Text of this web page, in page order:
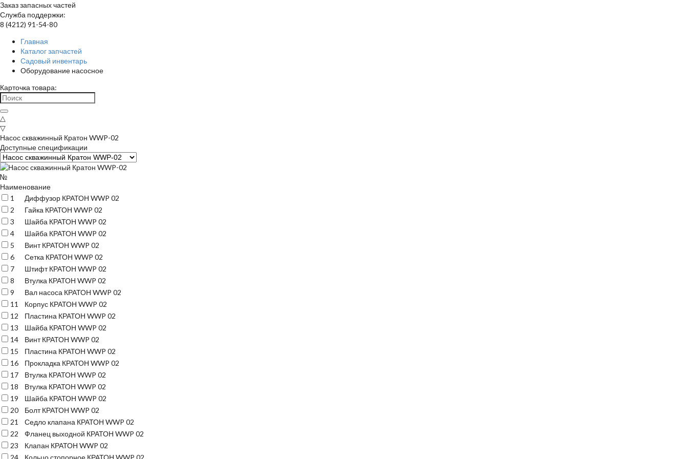
Заказ запасных частей
Служба поддержки:
8 (4212) 91-54-80
Главная
Каталог запчастей
Садовый инвентарь
Оборудование насосное
Карточка товара:
△
▽
Насос скважинный Кратон WWP-02
Доступные спецификации
№
Наименование
1
Диффузор КРАТОН WWP 02
2
Гайка КРАТОН WWP 02
3
Шайба КРАТОН WWP 02
4
Шайба КРАТОН WWP 02
5
Винт КРАТОН WWP 02
6
Сетка КРАТОН WWP 02
7
Штифт КРАТОН WWP 02
8
Втулка КРАТОН WWP 02
9
Вал насоса КРАТОН WWP 02
11
Корпус КРАТОН WWP 02
12
Пластина КРАТОН WWP 02
13
Шайба КРАТОН WWP 02
14
Винт КРАТОН WWP 02
15
Пластина КРАТОН WWP 02
16
Прокладка КРАТОН WWP 02
17
Втулка КРАТОН WWP 02
18
Втулка КРАТОН WWP 02
19
Шайба КРАТОН WWP 02
20
Болт КРАТОН WWP 02
21
Седло клапана КРАТОН WWP 02
22
Фланец выходной КРАТОН WWP 02
23
Клапан КРАТОН WWP 02
24
Кольцо стопорное КРАТОН WWP 02